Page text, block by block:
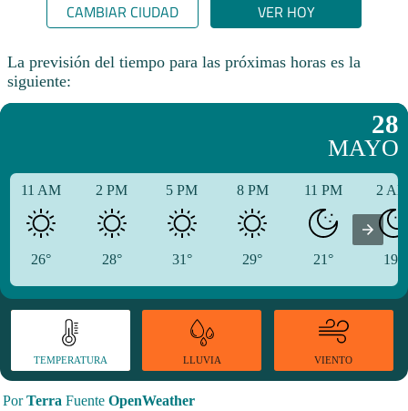
CAMBIAR CIUDAD VER HOY
La previsión del tiempo para las próximas horas es la
siguiente:
28
MAYO
11 AM
26°
2 PM
28°
5 PM
31°
8 PM
29°
11 PM
21°
2
19°
TEMPERATURA LLUVIA VIENTO
PorTerra Fuente OpenWeather